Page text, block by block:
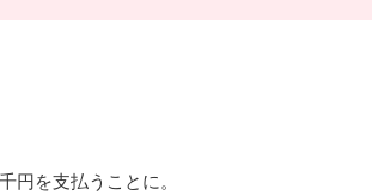
円を支払うことに。